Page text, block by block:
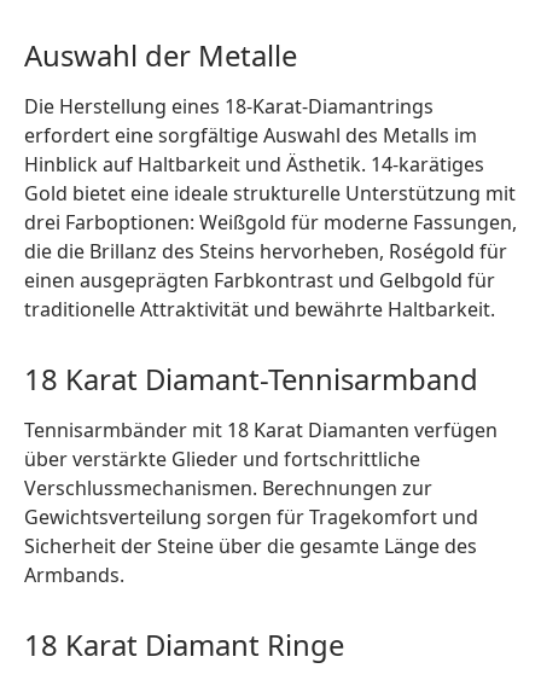
Auswahl der Metalle
Die Herstellung eines 18-Karat-Diamantrings
erfordert eine sorgfältige Auswahl des Metalls im
Hinblick auf Haltbarkeit und Ästhetik. 14-karätiges
Gold bietet eine ideale strukturelle Unterstützung mit
drei Farboptionen: Weißgold für moderne Fassungen,
die die Brillanz des Steins hervorheben, Roségold für
einen ausgeprägten Farbkontrast und Gelbgold für
traditionelle Attraktivität und bewährte Haltbarkeit.
18 Karat Diamant-Tennisarmband
Tennisarmbänder mit 18 Karat Diamanten verfügen
über verstärkte Glieder und fortschrittliche
Verschlussmechanismen. Berechnungen zur
Gewichtsverteilung sorgen für Tragekomfort und
Sicherheit der Steine über die gesamte Länge des
Armbands.
18 Karat Diamant Ringe